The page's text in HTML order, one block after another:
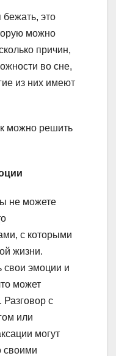
бежать, это
можно
причин,
во сне,
из них имеют
можно решить
не можете
с которыми
жизни.
свои эмоции и
может
Разговор с
или
могут
своими